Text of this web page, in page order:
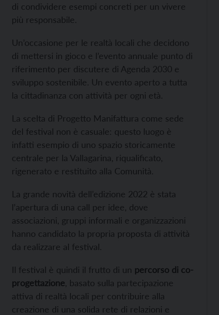
di condividere esempi concreti per un vivere
più responsabile.
Un’occasione per le realtà locali che decidono
di mettersi in gioco e l’evento annuale punto di
riferimento per discutere di Agenda 2030 e
sviluppo sostenibile. Un evento aperto a tutta
la cittadinanza con attività per ogni età.
La scelta di Progetto Manifattura come sede
del festival non è casuale: questo luogo è
infatti esempio di uno spazio storicamente
centrale per la Vallagarina, riqualificato,
rigenerato e restituito alla Comunità.
La grande novità dell’edizione 2022 è stata
l’apertura di una call per idee, dove
associazioni, gruppi informali e organizzazioni
hanno candidato la propria proposta di attività
da realizzare al festival.
Il festival è quindi il frutto di un percorso di co-
progettazione , basato sulla partecipazione
attiva di realtà locali per contribuire alla
creazione di una solida rete di relazioni e